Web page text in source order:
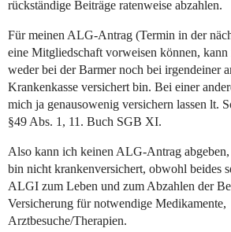
rückständige Beiträge ratenweise abzahlen.
Für meinen ALG-Antrag (Termin in der
eine Mitgliedschaft vorweisen können,
weder bei der Barmer noch bei irgendeiner
Krankenkasse versichert bin. Bei einer
mich ja genausowenig versichern lassen lt.
§49 Abs. 1, 11. Buch SGB XI.
Also kann ich keinen ALG-Antrag
bin nicht krankenversichert, obwohl beides
ALGI zum Leben und zum Abzahlen der
Versicherung für notwendige Medikamente,
Arztbesuche/Therapien.